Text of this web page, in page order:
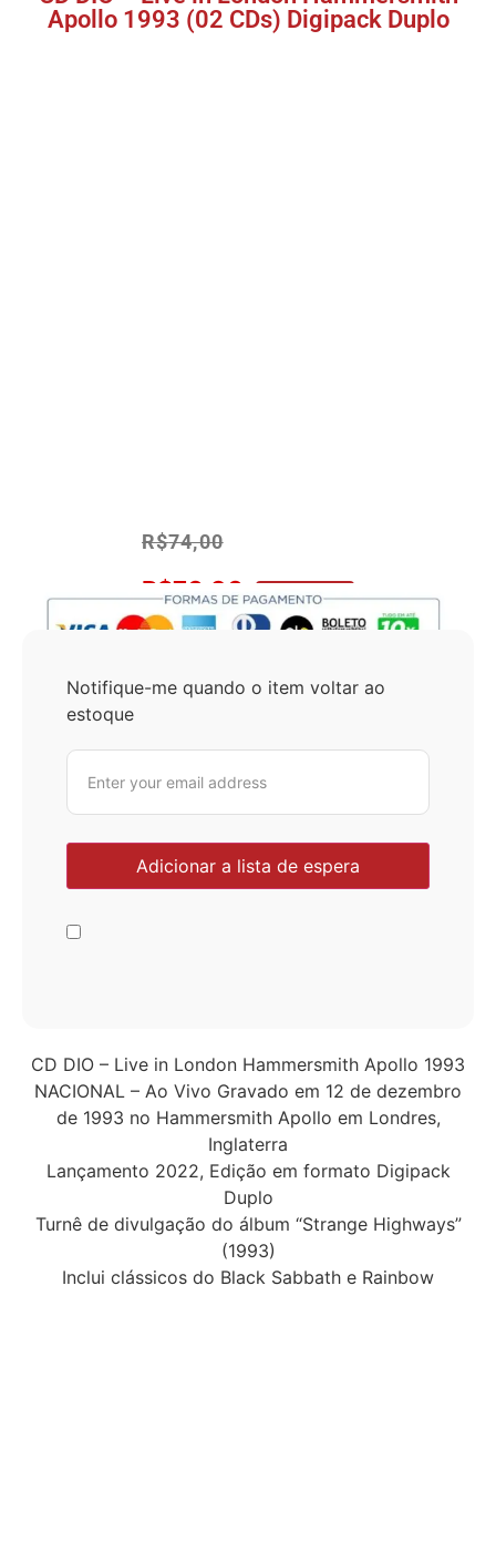
Apollo 1993 (02 CDs) Digipack Duplo
R$74,00
R$70,30 No Pix 5% OFF
Notifique-me quando o item voltar ao
estoque
CD DIO – Live in London Hammersmith Apollo 1993
NACIONAL – Ao Vivo Gravado em 12 de dezembro
de 1993 no Hammersmith Apollo em Londres,
Inglaterra
Lançamento 2022, Edição em formato Digipack
Duplo
Turnê de divulgação do álbum “Strange Highways”
(1993)
Inclui clássicos do Black Sabbath e Rainbow